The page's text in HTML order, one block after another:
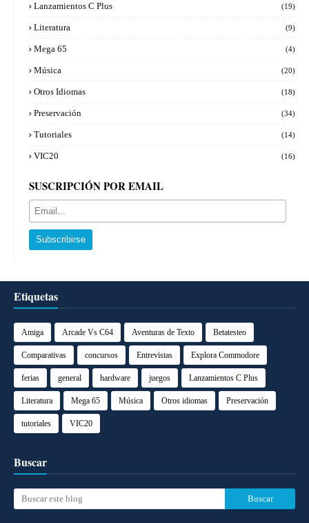
Lanzamientos C Plus (19)
Literatura (9)
Mega 65 (4)
Música (20)
Otros Idiomas (18)
Preservación (34)
Tutoriales (14)
VIC20 (16)
SUSCRIPCIÓN POR EMAIL
Etiquetas
Amiga Arcade Vs C64 Aventuras de Texto Betatesteo
Comparativas concursos Entrevistas Explora Commodore
ferias general hardware juegos Lanzamientos C Plus
Literatura Mega 65 Música Otros idiomas Preservación
tutoriales VIC20
Buscar